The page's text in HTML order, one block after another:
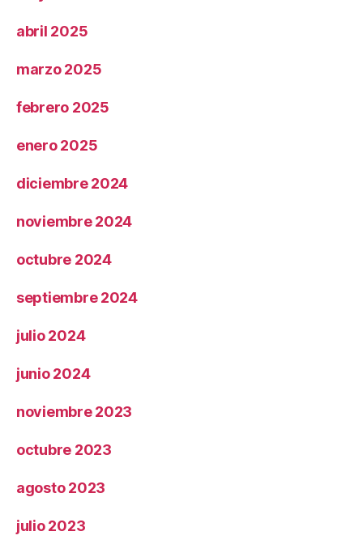
abril 2025
marzo 2025
febrero 2025
enero 2025
diciembre 2024
noviembre 2024
octubre 2024
septiembre 2024
julio 2024
junio 2024
noviembre 2023
octubre 2023
agosto 2023
julio 2023